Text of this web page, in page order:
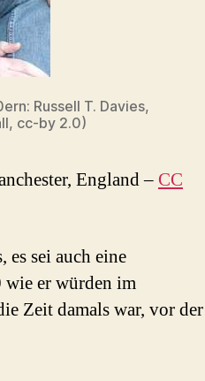
Russell T. Davies,
cc-by 2.0)
England– CC
es sei auch eine
wie er würden im
Zeit damals war, vor der